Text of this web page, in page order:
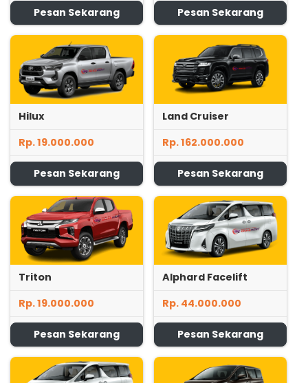
Pesan Sekarang Pesan Sekarang
Hilux
Rp. 19.000.000
Pesan Sekarang
Land Cruiser
Rp. 162.000.000
Pesan Sekarang
Triton
Rp. 19.000.000
Pesan Sekarang
Alphard Facelift
Rp. 44.000.000
Pesan Sekarang